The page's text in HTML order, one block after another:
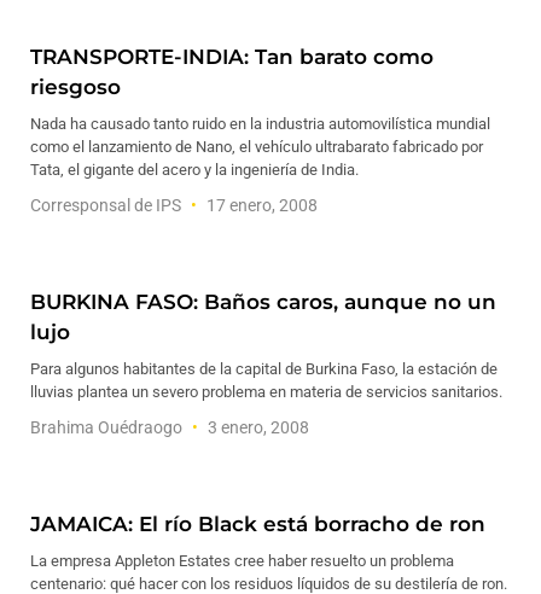
TRANSPORTE-INDIA: Tan barato como
riesgoso
Nada ha causado tanto ruido en la industria automovilística mundial
como el lanzamiento de Nano, el vehículo ultrabarato fabricado por
Tata, el gigante del acero y la ingeniería de India.
Corresponsal de IPS 17 enero, 2008
BURKINA FASO: Baños caros, aunque no un
lujo
Para algunos habitantes de la capital de Burkina Faso, la estación de
lluvias plantea un severo problema en materia de servicios sanitarios.
Brahima Ouédraogo 3 enero, 2008
JAMAICA: El río Black está borracho de ron
La empresa Appleton Estates cree haber resuelto un problema
centenario: qué hacer con los residuos líquidos de su destilería de ron.